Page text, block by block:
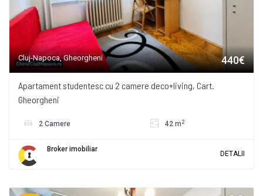
Cluj-Napoca, Gheorgheni 440€
Apartament studentesc cu 2 camere deco+living, Cart.
Gheorgheni
2 Camere 42 m 2
Broker imobiliar
DETALII